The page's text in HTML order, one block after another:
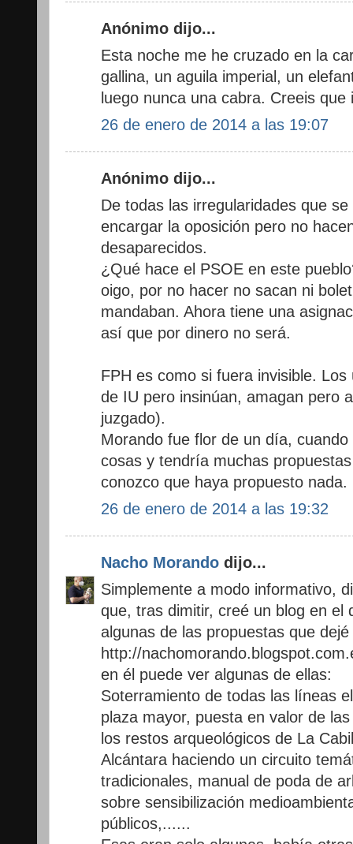
Anónimo dijo...
Esta noche me he cruzado en la
gallina, un aguila imperial, un
luego nunca una cabra. Creeis
26 de enero de 2014 a las 19:07
Anónimo dijo...
De todas las irregularidades que
encargar la oposición pero no
desaparecidos.
¿Qué hace el PSOE en este
oigo, por no hacer no sacan ni
mandaban. Ahora tiene una
así que por dinero no será.
FPH es como si fuera invisible.
de IU pero insinúan, amagan pero
juzgado).
Morando fue flor de un día,
cosas y tendría muchas
conozco que haya propuesto nada.
26 de enero de 2014 a las 19:32
Nacho Morando dijo...
Simplemente a modo informativo,
que, tras dimitir, creé un blog en el
algunas de las propuestas que
http://
en él puede ver algunas de ellas:
Soterramiento de todas las líneas
plaza mayor, puesta en valor de
los restos arqueológicos de La
Alcántara haciendo un circuito
tradicionales, manual de poda de
sobre sensibilización
públicos,......